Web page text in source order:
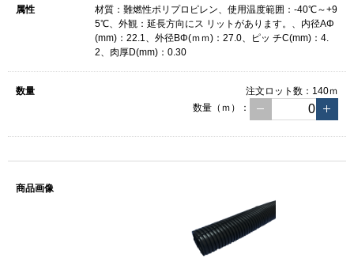
材質：難燃性ポリプロピレン、使用温度範囲：-40℃～+9
5℃、外観：延長方向にス リットがあります。、内径AΦ
(mm)：22.1、外径BΦ(ｍｍ)：27.0、ピッ チC(mm)：4.
2、肉厚D(mm)：0.30
注文ロット数： 140ｍ
数量（ｍ）：